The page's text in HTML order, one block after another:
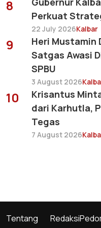
8
Perkuat
22 July 2026Kalbar
9
Heri Mustamin
Satgas Awasi
SPBU
3 August 2026
10
Krisantus
dari Karhutla,
Tegas
7 August 2026
Tentang
Redaksi